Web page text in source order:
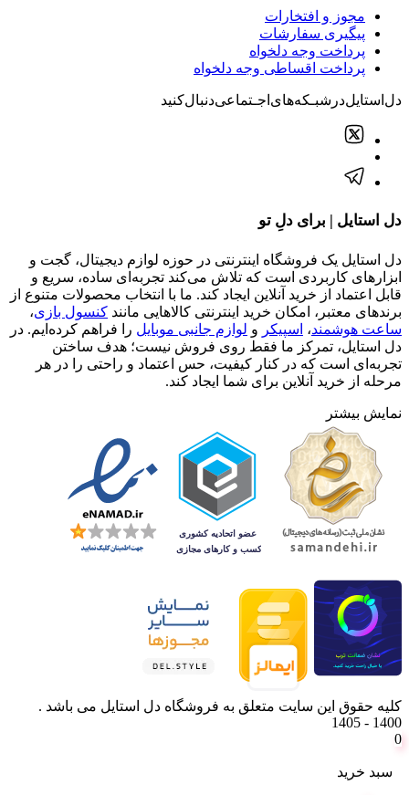
مجوز و افتخارات
پیگیری سفارشات
پرداخت وجه دلخواه
پرداخت اقساطی وجه دلخواه
دل‌استایل‌در‌‌شبـکه‌های‌اجـتماعی‌دنبال‌کنید
دل استایل | برای دلِ تو
دل استایل یک فروشگاه اینترنتی در حوزه لوازم دیجیتال، گجت و
ابزارهای کاربردی است که تلاش می‌کند تجربه‌ای ساده، سریع و
قابل اعتماد از خرید آنلاین ایجاد کند. ما با انتخاب محصولات متنوع از
برندهای معتبر، امکان خرید اینترنتی کالاهایی مانند کنسول بازی،
ساعت هوشمند، اسپیکر و لوازم جانبی موبایل را فراهم کرده‌ایم. در
دل استایل، تمرکز ما فقط روی فروش نیست؛ هدف ساختن
تجربه‌ای است که در کنار کیفیت، حس اعتماد و راحتی را در هر
مرحله از خرید آنلاین برای شما ایجاد کند.
نمایش بیشتر
کلیه حقوق این سایت متعلق به فروشگاه دل استایل می باشد .
1400 - 1405
0
سبد خرید